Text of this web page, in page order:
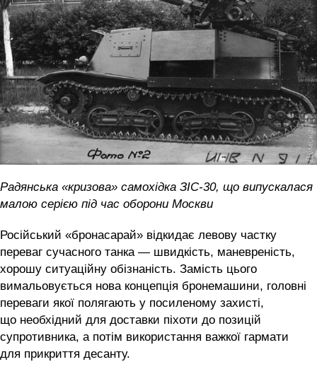
Радянська «кризова» самохідка ЗІС-30, що випускалася
малою серією під час оборони Москви
Російський «бронасарай» відкидає левову частку
переваг сучасного танка — швидкість, маневреність,
хорошу ситуаційну обізнаність. Замість цього
вимальовується нова концепція бронемашини, головні
переваги якої полягають у посиленому захисті,
що необхідний для доставки піхоти до позицій
супротивника, а потім використання важкої гармати
для прикриття десанту.